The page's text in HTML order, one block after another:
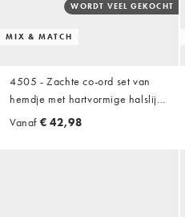
MIX & MATCH
WORDT VEEL GEKOCHT
4505 - Zachte co-ord set van
hemdje met hartvormige halslijn
en ingebouwde bh en booty
Vanaf € 42,98